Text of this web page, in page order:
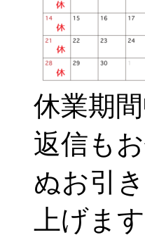
休業期
返信も
ぬお引
上げま